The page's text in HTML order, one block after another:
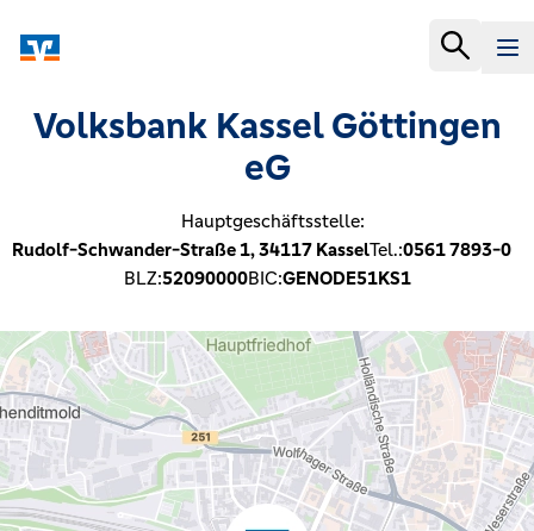
Volksbank Kassel Göttingen
eG
Hauptgeschäftsstelle:
Rudolf-Schwander-Straße 1,34117 KasselTel.:0561 7893-0
BLZ:52090000BIC:GENODE51KS1